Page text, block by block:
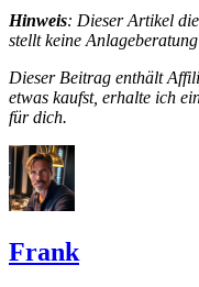
Hinweis: Dieser Artikel
stellt keine
Dieser Beitrag enthält
etwas kaufst, erhalte ich
für dich.
Frank